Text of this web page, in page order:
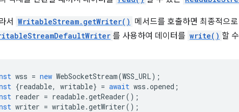
서 WritableStream.getWriter() 메서드를 호출하면 최종적으로
를 사용하여 데이터를 write() 할
wss = new WebSocketStream(WSS_URL);
{readable, writable} = await wss .opened ;
reader = readable.getReader();
writer = writable.getWriter();